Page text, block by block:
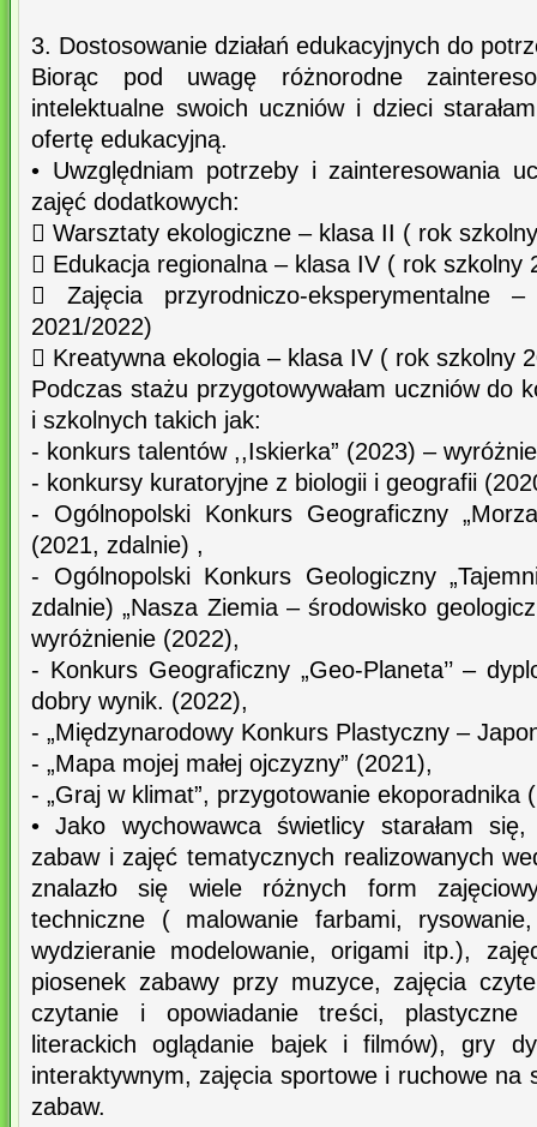
3. Dostosowanie działań edukacyjnych do
Biorąc pod uwagę różnorodne
intelektualne swoich uczniów i dzieci
ofertę edukacyjną.
• Uwzględniam potrzeby i zainteresowania
zajęć dodatkowych:
 Warsztaty ekologiczne – klasa II ( rok
 Edukacja regionalna – klasa IV ( rok szkolny
 Zajęcia przyrodniczo-
2021/2022)
 Kreatywna ekologia – klasa IV ( rok szkolny
Podczas stażu przygotowywałam uczniów do
i szkolnych takich jak:
- konkurs talentów ,,Iskierka” (2023) –
- konkursy kuratoryjne z biologii i geografii
- Ogólnopolski Konkurs Geograficzny
(2021, zdalnie) ,
- Ogólnopolski Konkurs Geologiczny
zdalnie) „Nasza Ziemia – środowisko
wyróżnienie (2022),
- Konkurs Geograficzny „Geo-Planeta’’ –
dobry wynik. (2022),
- „Międzynarodowy Konkurs Plastyczny –
- „Mapa mojej małej ojczyzny” (2021),
- „Graj w klimat”, przygotowanie ekoporadnika
• Jako wychowawca świetlicy starałam
zabaw i zajęć tematycznych realizowanych
znalazło się wiele różnych form
techniczne ( malowanie farbami,
wydzieranie modelowanie, origami itp.),
piosenek zabawy przy muzyce, zajęcia
czytanie i opowiadanie treści, plastyczne
literackich oglądanie bajek i filmów), gry
interaktywnym, zajęcia sportowe i ruchowe na
zabaw.